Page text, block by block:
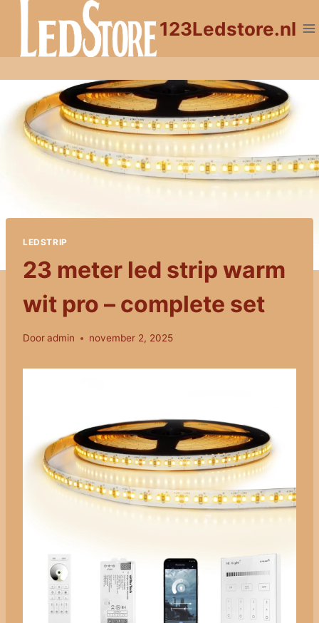
Doorgaan
inhoud
123Ledstore.nl
LEDSTRIP
23 meter led strip warm
wit pro – complete set
Dooradmin november 2, 2025